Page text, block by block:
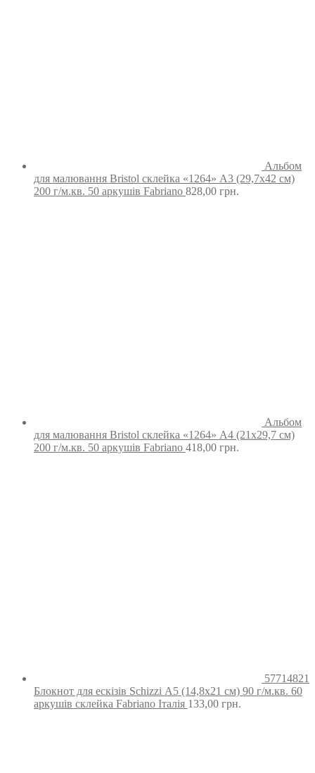
Альбом
для малювання Bristol склейка «1264» А3 (29,7х42 см)
200 г/м.кв. 50 аркушів Fabriano 828,00 грн.
Альбом
для малювання Bristol склейка «1264» А4 (21х29,7 см)
200 г/м.кв. 50 аркушів Fabriano 418,00 грн.
57714821
Блокнот для ескізів Schizzi А5 (14,8х21 см) 90 г/м.кв. 60
аркушів склейка Fabriano Італія 133,00 грн.